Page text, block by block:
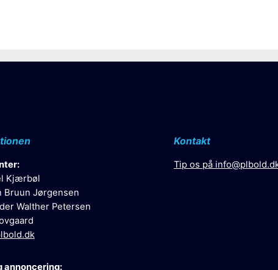
Kjærbøl
Bruun Jørgensen
Walther Petersen
annoncering:
Kontakt
Tip os på